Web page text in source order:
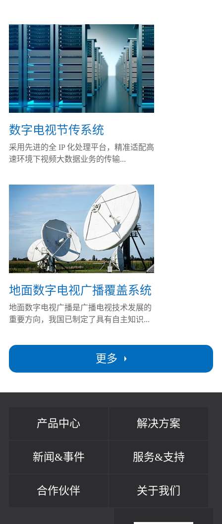
更多
数字电视节传系统
采用先进的全 IP 化处理平台，精准适配高
速环境下视频大数据业务的传输...
地面数字电视广播覆盖系统
地面数字电视广播是广播电视技术发展的
重要方向，我国已制定了具有自主知识...
产品中心 解决方案
新闻&事件 服务&支持
合作伙伴 关于我们